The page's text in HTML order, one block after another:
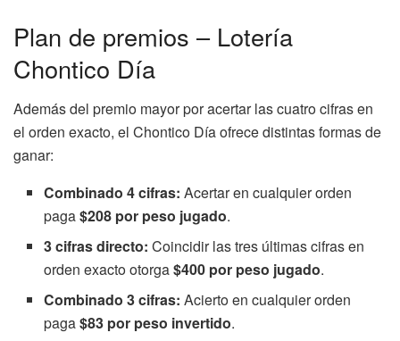
Plan de premios – Lotería
Chontico Día
Además del premio mayor por acertar las cuatro cifras en
el orden exacto, el Chontico Día ofrece distintas formas de
ganar:
Combinado 4 cifras: Acertar en cualquier orden
paga$208 por peso jugado.
3 cifras directo: Coincidir las tres últimas cifras en
orden exacto otorga$400 por peso jugado.
Combinado 3 cifras: Acierto en cualquier orden
paga$83 por peso invertido.